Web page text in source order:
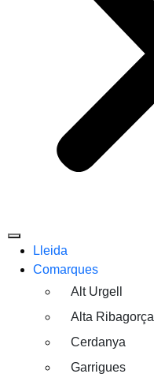
Lleida
Comarques
Alt Urgell
Alta Ribagorça
Cerdanya
Garrigues